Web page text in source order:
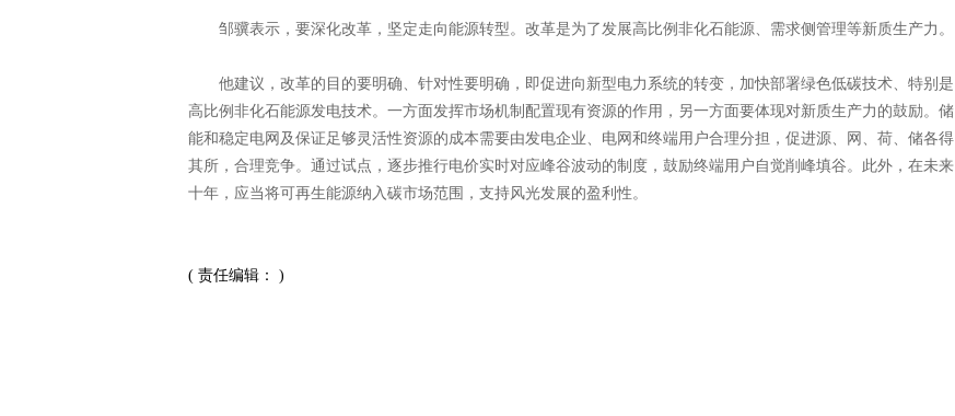
邹骥表示，要深化改革，坚定走向能源转型。改革是为了发展高比例非化石能源、需求侧管理等新质生产力。
他建议，改革的目的要明确、针对性要明确，即促进向新型电力系统的转变，加快部署绿色低碳技术、特别是
高比例非化石能源发电技术。一方面发挥市场机制配置现有资源的作用，另一方面要体现对新质生产力的鼓励。储
能和稳定电网及保证足够灵活性资源的成本需要由发电企业、电网和终端用户合理分担，促进源、网、荷、储各得
其所，合理竞争。通过试点，逐步推行电价实时对应峰谷波动的制度，鼓励终端用户自觉削峰填谷。此外，在未来
十年，应当将可再生能源纳入碳市场范围，支持风光发展的盈利性。
( 责任编辑： )